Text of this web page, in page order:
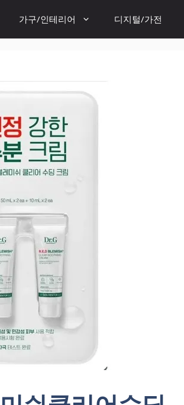
가구/인테리어 디지털/가전